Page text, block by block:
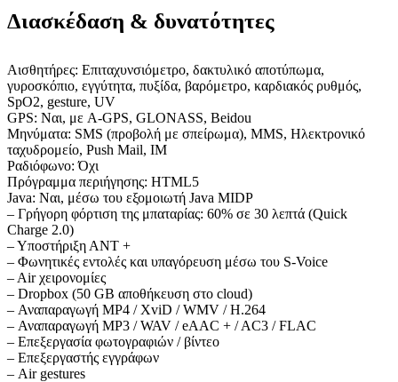
Διασκέδαση & δυνατότητες
Αισθητήρες: Επιταχυνσιόμετρο, δακτυλικό αποτύπωμα,
γυροσκόπιο, εγγύτητα, πυξίδα, βαρόμετρο, καρδιακός ρυθμός,
SpO2, gesture, UV
GPS: Ναι, με A-GPS, GLONASS, Beidou
Μηνύματα: SMS (προβολή με σπείρωμα), MMS, Ηλεκτρονικό
ταχυδρομείο, Push Mail, IM
Ραδιόφωνο: Όχι
Πρόγραμμα περιήγησης: HTML5
Java: Ναι, μέσω του εξομοιωτή Java MIDP
– Γρήγορη φόρτιση της μπαταρίας: 60% σε 30 λεπτά (Quick
Charge 2.0)
– Υποστήριξη ΑΝΤ +
– Φωνητικές εντολές και υπαγόρευση μέσω του S-Voice
– Air χειρονομίες
– Dropbox (50 GB αποθήκευση στο cloud)
– Αναπαραγωγή MP4 / XviD / WMV / H.264
– Αναπαραγωγή MP3 / WAV / eAAC + / AC3 ​​/ FLAC
– Επεξεργασία φωτογραφιών / βίντεο
– Επεξεργαστής εγγράφων
– Air gestures